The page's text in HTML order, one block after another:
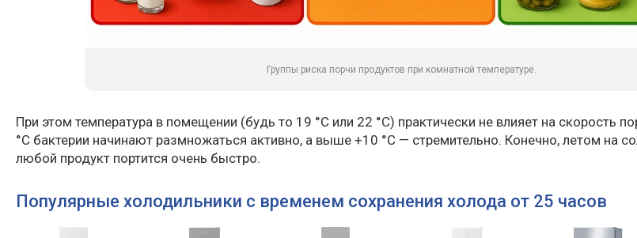
Группы риска порчи продуктов при комнатной температуре.
При этом температура в помещении (будь то 19 °C или 22 °C) практически не влияет на скорость
°C бактерии начинают размножаться активно, а выше +10 °C — стремительно. Конечно, летом на
любой продукт портится очень быстро.
Популярные холодильники с временем сохранения холода от 25 часов